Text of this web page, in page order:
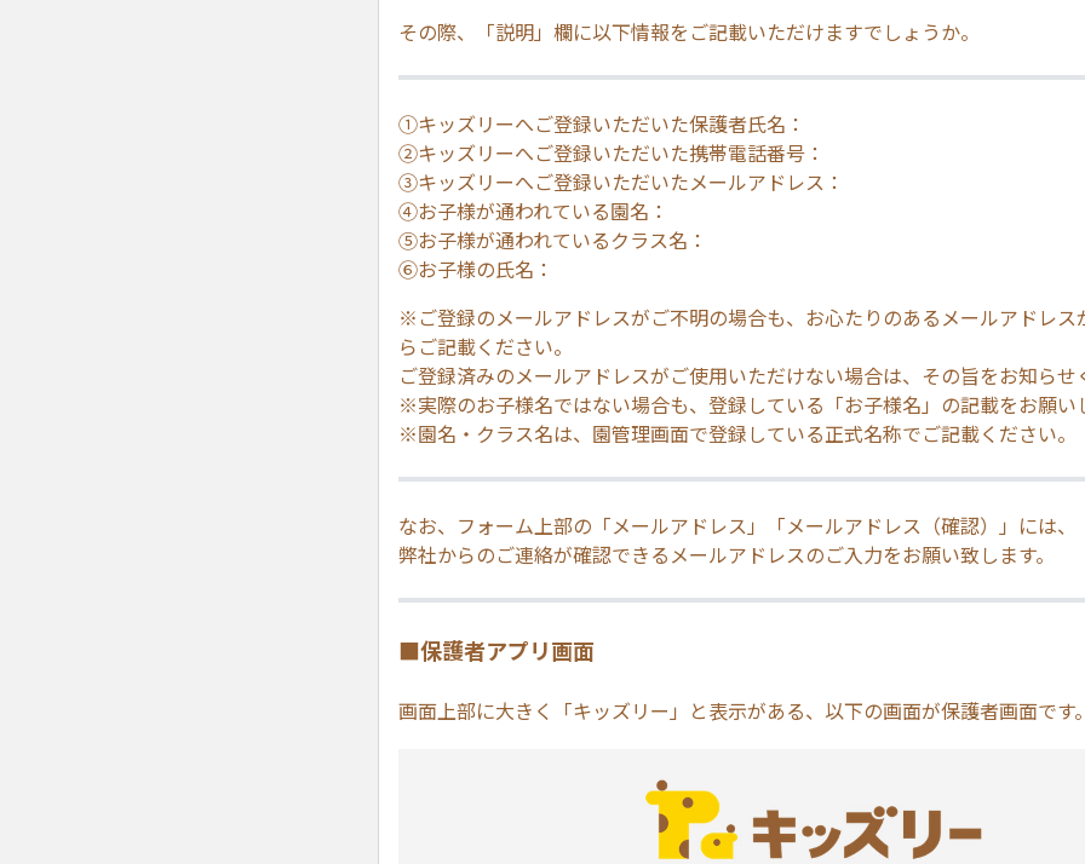
その際、「説明」欄に以下情報をご記載いただけますでしょうか。
①キッズリーへご登録いただいた保護者氏名：
②キッズリーへご登録いただいた携帯電話番号：
③キッズリーへご登録いただいたメールアドレス：
④お子様が通われている園名：
⑤お子様が通われているクラス名：
⑥お子様の氏名：
※ご登録のメールアドレスがご不明の場合も、お心たりのあるメールアドレス
らご記載ください。
ご登録済みのメールアドレスがご使用いただけない場合は、その旨をお知らせ
※実際のお子様名ではない場合も、登録している「お子様名」の記載をお願い
※園名・クラス名は、園管理画面で登録している正式名称でご記載ください。
なお、フォーム上部の「メールアドレス」「メールアドレス（確認）」には、
弊社からのご連絡が確認できるメールアドレスのご入力をお願い致します。
■保護者アプリ画面
画面上部に大きく「キッズリー」と表示がある、以下の画面が保護者画面です